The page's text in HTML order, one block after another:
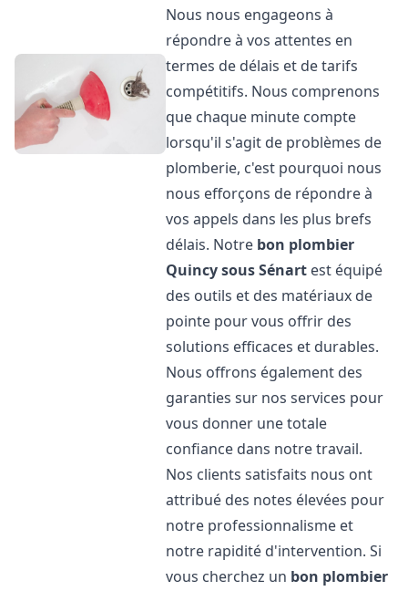
Nous nous engageons à
répondre à vos attentes en
termes de délais et de tarifs
compétitifs. Nous comprenons
que chaque minute compte
lorsqu'il s'agit de problèmes de
plomberie, c'est pourquoi nous
nous efforçons de répondre à
vos appels dans les plus brefs
délais. Notre bon plombier
Quincy sous Sénart est équipé
des outils et des matériaux de
pointe pour vous offrir des
solutions efficaces et durables.
Nous offrons également des
garanties sur nos services pour
vous donner une totale
confiance dans notre travail.
Nos clients satisfaits nous ont
attribué des notes élevées pour
notre professionnalisme et
notre rapidité d'intervention. Si
vous cherchez un bon plombier